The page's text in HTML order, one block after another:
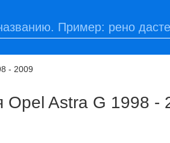
- 2009
Opel Astra G 1998 -